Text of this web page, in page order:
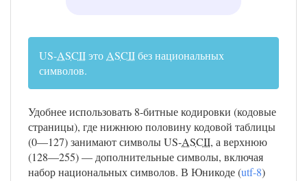
US-ASCIIэто ASCIIбез национальных
символов.
Удобнее использовать 8-битные кодировки (кодовые
страницы), где нижнюю половину кодовой таблицы
(0—127) занимают символы US-ASCII, а верхнюю
(128—255) — дополнительные символы, включая
набор национальных символов. В Юникоде (utf-8)